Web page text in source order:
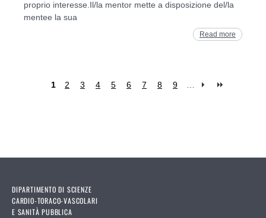
proprio interesse.Il/la mentor mette a disposizione del/la
mentee la sua
Read more
1 2 3 4 5 6 7 8 9
DIPARTIMENTO DI SCIENZE
CARDIO-TORACO-VASCOLARI
E SANITÀ PUBBLICA